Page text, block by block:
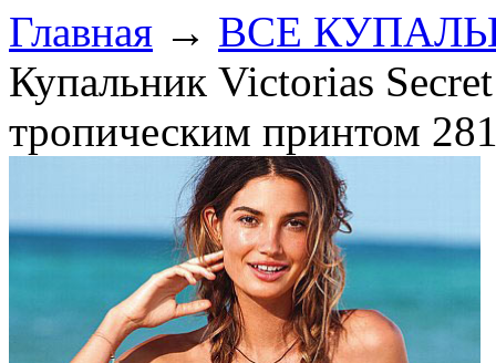
Главная → ВСЕ
Купальник Victorias
тропическим принтом